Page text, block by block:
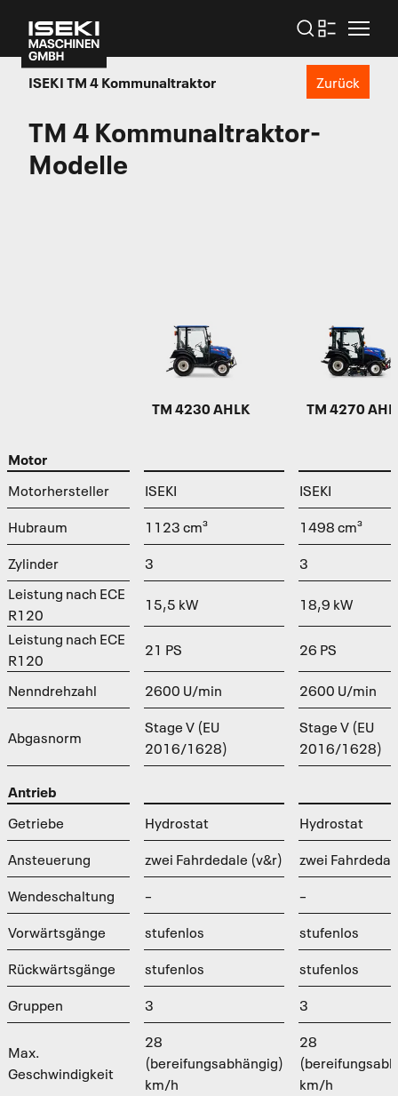
ISEKITM 4 Kommunaltraktor Zurück
TM 4 Kommunaltraktor-
Modelle
TM 4230 AHLK TM 4270
Motor
Motorhersteller ISEKI
ISEKI
Hubraum
1123 cm³
1498 cm³
Zylinder
3
3
Leistung nach ECE
R120
15,5 kW
18,9 kW
Leistung nach ECE
R120
21 PS 26 PS
Nenndrehzahl 2600 U/min 2600 U/min
Abgasnorm
Stage V (EU
2016/1628)
Stage V (EU
2016/1628)
Antrieb
Getriebe Hydrostat
Hydrostat
Ansteuerung
zwei Fahrdedale (v&r)
zwei
Wendeschaltung
–
–
Vorwärtsgänge
stufenlos
stufenlos
Rückwärtsgänge
stufenlos
stufenlos
Gruppen
3 3
Max.
Geschwindigkeit
28
(bereifungsabhängig)
km/h
28
km/h